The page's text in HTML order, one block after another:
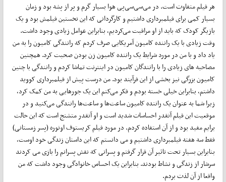
هر فیلم متفاوت است. در می‌سی‌سی‌پی هوا بسیار گرم و پر از پشه بود و زمان
بسیار کمی برای فیلمبرداری داشتیم و کارگردانی که این نخستین فیلمش بود و یک
بازیگر کودک که باید از او مراقبت می‌کردیم، بنابراین عوامل زیادی وجود داشت.
وقت زیادی با یک راننده کامیون آمریکایی صرف کردم که رانندگی کامیون را به من
یاد داد و با من در مورد شرایط یک راننده کامیون زن بودن صحبت کرد. همچنین
مصاحبه های زیادی را با رانندگان کامیون در اینترنت تماشا کردم و رانندگی با چنین
کامیون بزرگی نیز بخشی از این فرآیند بود. من درست پیش از فیلمبرداری کووید
داشتم، بنابراین خیلی خسته بودم و فکر می‌کنم این یک جورهایی به من کمک کرد،
زیرا شما به عنوان یک راننده کامیون ساعت‌ها و ساعت‌ها رانندگی می‌کنید و در
موقعیت این فیلم آنقدر احساسات شدید است و او آنقدر متشنج است که این حالت
برایم مفید بود و از آن استفاده کردم. در مورد فیلم کریستوف اونوره (پسر زمستانی)
فقط سه هفته فیلمبرداری داشتیم و می دانستم که این داستان زندگی خود اوست،
بنابراین بسیار تحت تاثیر آن قرار گرفتم و پسرانی که نقش پسرانم را بازی می کردند
سرشار از زندگی و نشاط بودند. بنابراین یک احساس خانوادگی وجود داشت که من
واقعا از آن لذت بردم.